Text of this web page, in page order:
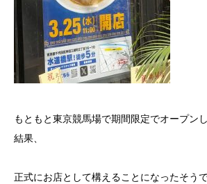
もともと東京競馬場で期間限定でオープン
結果、
正式にお店として構えることになったそう